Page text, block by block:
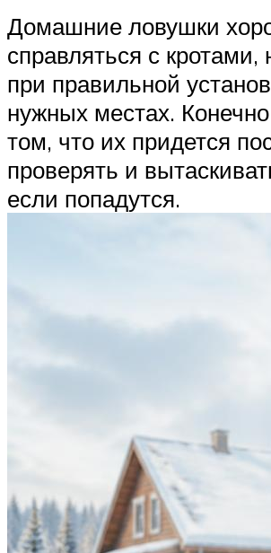
Домашние ловушки
справляться с
при правильной
нужных местах.
том, что их придется
проверять и
если попадутся.